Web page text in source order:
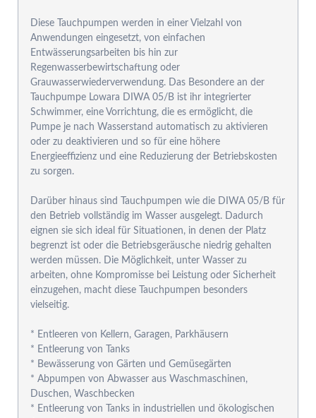
Diese Tauchpumpen werden in einer Vielzahl von
Anwendungen eingesetzt, von einfachen
Entwässerungsarbeiten bis hin zur
Regenwasserbewirtschaftung oder
Grauwasserwiederverwendung. Das Besondere an der
Tauchpumpe Lowara DIWA 05/B ist ihr integrierter
Schwimmer, eine Vorrichtung, die es ermöglicht, die
Pumpe je nach Wasserstand automatisch zu aktivieren
oder zu deaktivieren und so für eine höhere
Energieeffizienz und eine Reduzierung der Betriebskosten
zu sorgen.
Darüber hinaus sind Tauchpumpen wie die DIWA 05/B für
den Betrieb vollständig im Wasser ausgelegt. Dadurch
eignen sie sich ideal für Situationen, in denen der Platz
begrenzt ist oder die Betriebsgeräusche niedrig gehalten
werden müssen. Die Möglichkeit, unter Wasser zu
arbeiten, ohne Kompromisse bei Leistung oder Sicherheit
einzugehen, macht diese Tauchpumpen besonders
vielseitig.
* Entleeren von Kellern, Garagen, Parkhäusern
* Entleerung von Tanks
* Bewässerung von Gärten und Gemüsegärten
* Abpumpen von Abwasser aus Waschmaschinen,
Duschen, Waschbecken
* Entleerung von Tanks in industriellen und ökologischen